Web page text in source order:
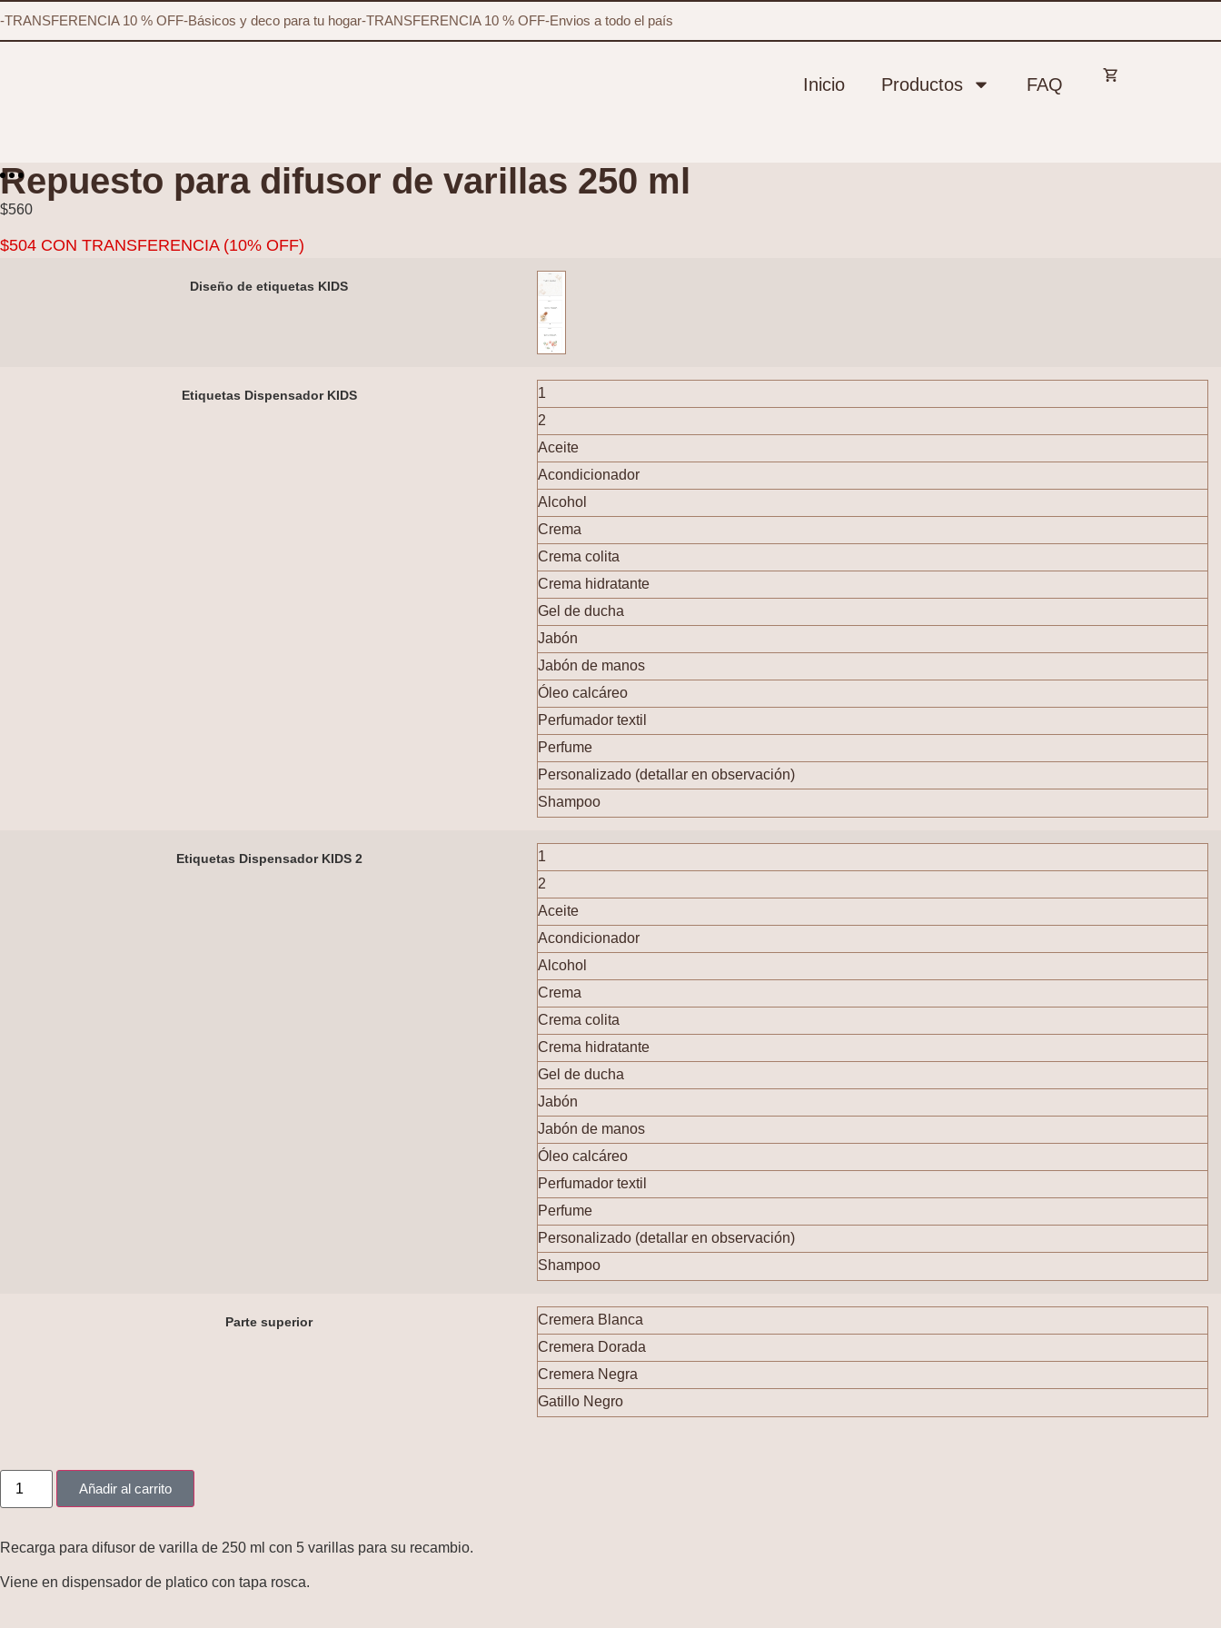
-TRANSFERENCIA 10 % OFF-Básicos y deco para tu hogar-TRANSFERENCIA 10 % OFF-Envios a todo el país
Inicio Productos FAQ
Repuesto para difusor de varillas 250 ml
$560
$504 CON TRANSFERENCIA (10% OFF)
Diseño de etiquetas KIDS
Etiquetas Dispensador KIDS
1
2
Aceite
Acondicionador
Alcohol
Crema
Crema colita
Crema hidratante
Gel de ducha
Jabón
Jabón de manos
Óleo calcáreo
Perfumador textil
Perfume
Personalizado (detallar en observación)
Shampoo
Etiquetas Dispensador KIDS 2
1
2
Aceite
Acondicionador
Alcohol
Crema
Crema colita
Crema hidratante
Gel de ducha
Jabón
Jabón de manos
Óleo calcáreo
Perfumador textil
Perfume
Personalizado (detallar en observación)
Shampoo
Parte superior
Cremera Blanca
Cremera Dorada
Cremera Negra
Gatillo Negro
Añadir al carrito
Recarga para difusor de varilla de 250 ml con 5 varillas para su recambio.
Viene en dispensador de platico con tapa rosca.